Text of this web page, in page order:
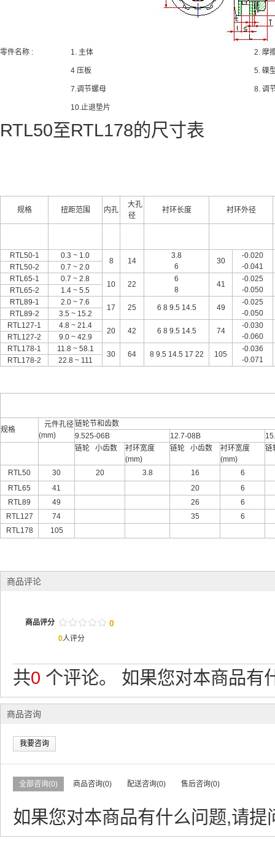
零件名称 : 1. 主体 2. 摩
4 压板 5. 碟
7.调节螺母 8. 调
10.止退垫片
RTL50至RTL178的尺寸表
规格 扭距范围 内孔
大孔
径
衬环长度 衬环外径
RTL50-1 0.3 ~ 1.0
8 14
3.8
6
30
-0.020
-0.041
RTL50-2
0.7 ~ 2.0
RTL65-1
0.7 ~ 2.8
10 22
6
8
41
-0.025
-0.050
RTL65-2
1.4 ~ 5.5
RTL89-1
2.0 ~ 7.6
17 25 6 8 9.5 14.5 49
-0.025
-0.050
RTL89-2
3.5 ~ 15.2
RTL127-1
4.8 ~ 21.4
20 42 6 8 9.5 14.5 74
-0.030
-0.060
RTL127-2
9.0 ~ 42.9
RTL178-1
11.8 ~ 58.1
30 64 8 9.5 14.5 17 22 105
-0.036
-0.071
RTL178-2 22.8 ~ 111
规格
元件孔径
(mm)
链轮节和齿数
9.525-06B
12.7-08B
链轮 小齿数
衬环宽度
(mm)
链轮 小齿数
衬环宽度
(mm)
链
RTL50 30 20 3.8 16
6
RTL65
41 20
6
RTL89
49 26
6
RTL127
74 35
6
RTL178
105
商品评论
商品评分 / / / / /
. . . . . 0
0人评分
共0 个评论。 如果您对本商品有
商品咨询
我要咨询
全部咨询(0) 商品咨询(0) 配送咨询(0) 售后咨询(0)
如果您对本商品有什么问题,请提